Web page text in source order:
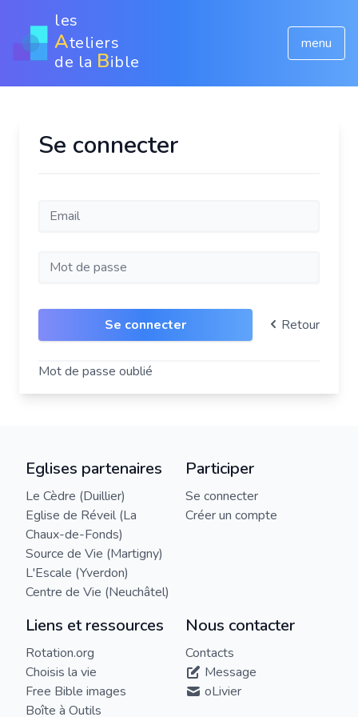
les
Ateliers
de la Bible
menu
Se connecter
Se connecter Retour
Mot de passe oublié
Eglises partenaires
Le Cèdre (Duillier)
Eglise de Réveil (La
Chaux-de-Fonds)
Source de Vie (Martigny)
L'Escale (Yverdon)
Centre de Vie (Neuchâtel)
Participer
Se connecter
Créer un compte
Liens et ressources
Rotation.org
Choisis la vie
Free Bible images
Boîte à Outils
Nous contacter
Contacts
Message
oLivier